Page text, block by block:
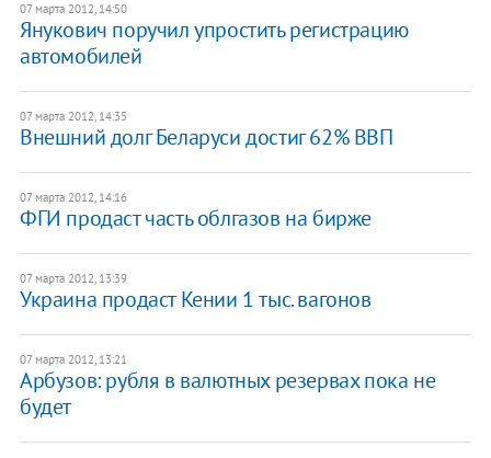
07 марта 2012, 14:50
Янукович поручил упростить регистрацию
автомобилей
07 марта 2012, 14:35
Внешний долг Беларуси достиг 62% ВВП
07 марта 2012, 14:16
ФГИ продаст часть облгазов на бирже
07 марта 2012, 13:39
Украина продаст Кении 1 тыс. вагонов
07 марта 2012, 13:21
Арбузов: рубля в валютных резервах пока не
будет